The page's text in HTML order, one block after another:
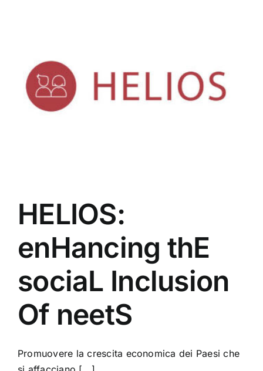
HELIOS:
enHancing thE
sociaL Inclusion
Of neetS
Promuovere la crescita economica dei Paesi che